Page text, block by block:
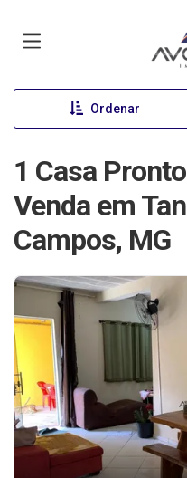
Ordenar
1 Casa
Venda em
Campos, MG